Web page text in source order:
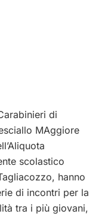
di
MAggiore
scolastico
hanno
di incontri per la
tra i più giovani,